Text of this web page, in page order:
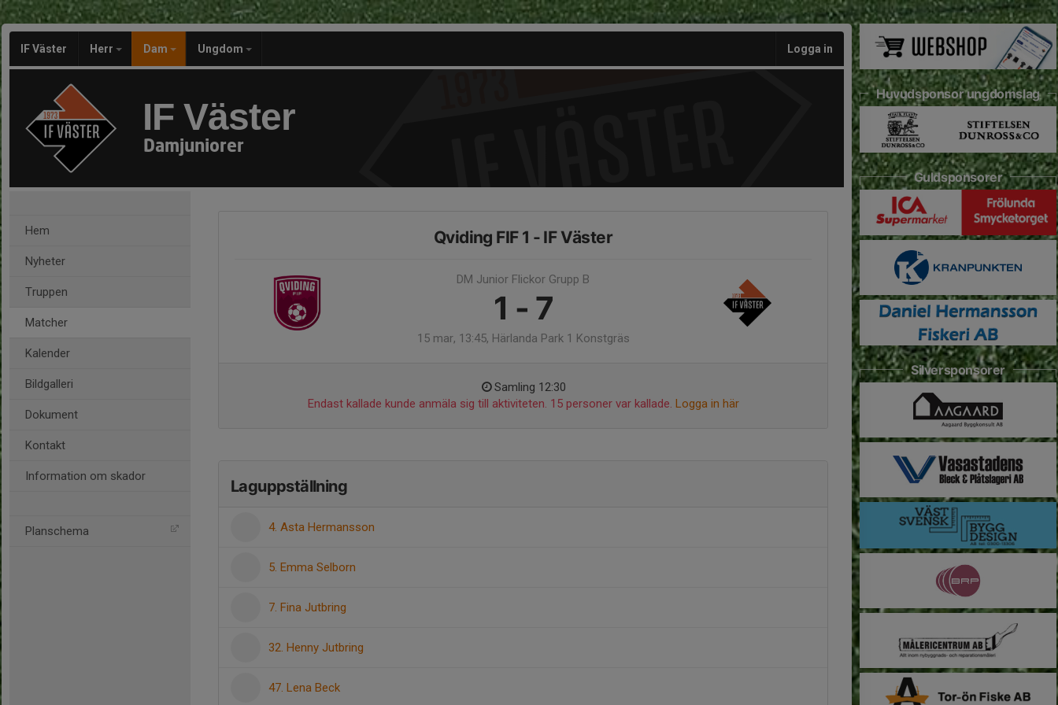
IF Väster Herr Dam Ungdom Logga in
IF Väster
Damjuniorer
Hem
Nyheter
Truppen
Matcher
Kalender
Bildgalleri
Dokument
Kontakt
Information om skador
Planschema
Qviding FIF 1 - IF Väster
DM Junior Flickor Grupp B
1 - 7
15 mar, 13:45, Härlanda Park 1 Konstgräs
Samling 12:30
Endast kallade kunde anmäla sig till aktiviteten. 15 personer var kallade. Logga in här
Laguppställning
4. Asta Hermansson
5. Emma Selborn
7. Fina Jutbring
32. Henny Jutbring
47. Lena Beck
Huvudsponsor ungdomslag
Guldsponsorer
Silversponsorer